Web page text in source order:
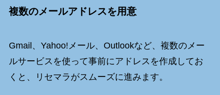
複数のメールアドレスを用意
Gmail、Yahoo!メール、Outlookなど、複数のメー
ルサービスを使って事前にアドレスを作成してお
くと、リセマラがスムーズに進みます。